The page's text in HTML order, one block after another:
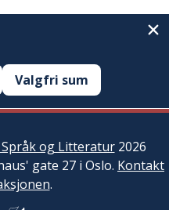
Valgfri sum
og Litteratur2026
gate 27 i Oslo. Kontakt
.